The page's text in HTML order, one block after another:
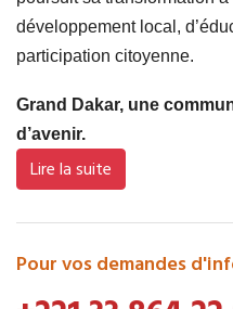
développement local,
participation citoyenne.
Grand Dakar, une
d’avenir.
Lire la suite
Pour vos demandes